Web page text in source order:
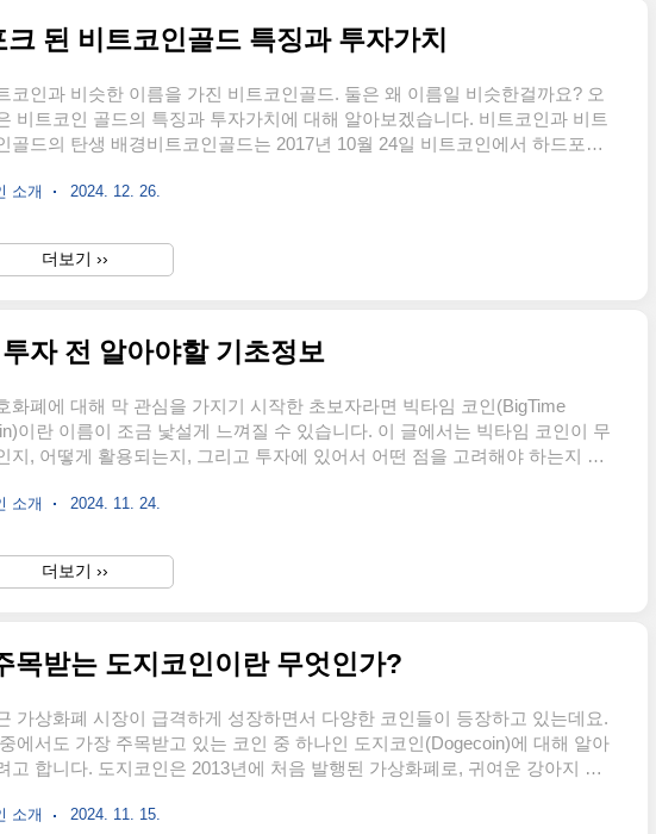
된 비트코인골드 특징과 투자가치
코인과 비슷한 이름을 가진 비트코인골드. 둘은 왜 이름일 비슷한걸까요? 오
비트코인 골드의 특징과 투자가치에 대해 알아보겠습니다. 비트코인과 비트
골드의 탄생 배경비트코인골드는 2017년 10월 24일 비트코인에서 하드포크
블록체인에서 암호화폐를 새롭게 발행하는 것을 의미합니다. 비트코인 골드
자들은 거래 처리 속도를 개선하기 위해 세그윗을 적용하기로 합의했습니다.
만 일부 채굴자들은 세그윗이 적용되면 채굴 난이도가 상승하고, 자신들의
소개 2024. 12. 26.
더보기 ››
자 전 알아야할 기초정보
화폐에 대해 막 관심을 가지기 시작한 초보자라면 빅타임 코인(BigTime
이란 이름이 조금 낯설게 느껴질 수 있습니다. 이 글에서는 빅타임 코인이 무
지, 어떻게 활용되는지, 그리고 투자에 있어서 어떤 점을 고려해야 하는지 쉽
로, 게임과 블록체인 기술을 결합하여 만들어졌습니다. 빅타임 코인은 사용
대체불가능토큰)를 거래할 수 있는 특징을 지니고 있습니다. 이 코인은 특히
플레이를 통해 암호화폐를 얻을 수 있다는 점에서 많은 주목을 받고 있습니
소개 2024. 11. 24.
더보기 ››
목받는 도지코인이란 무엇인가?
가상화폐 시장이 급격하게 성장하면서 다양한 코인들이 등장하고 있는데요.
에서도 가장 주목받고 있는 코인 중 하나인 도지코인(Dogecoin)에 대해 알아
고 합니다. 도지코인은 2013년에 처음 발행된 가상화폐로, 귀여운 강아지 모
어떤 역할을 하고 있는지 자세히 살펴봅시다. 도지코인의 기원과 탄생 배경
소개 2024. 11. 15.